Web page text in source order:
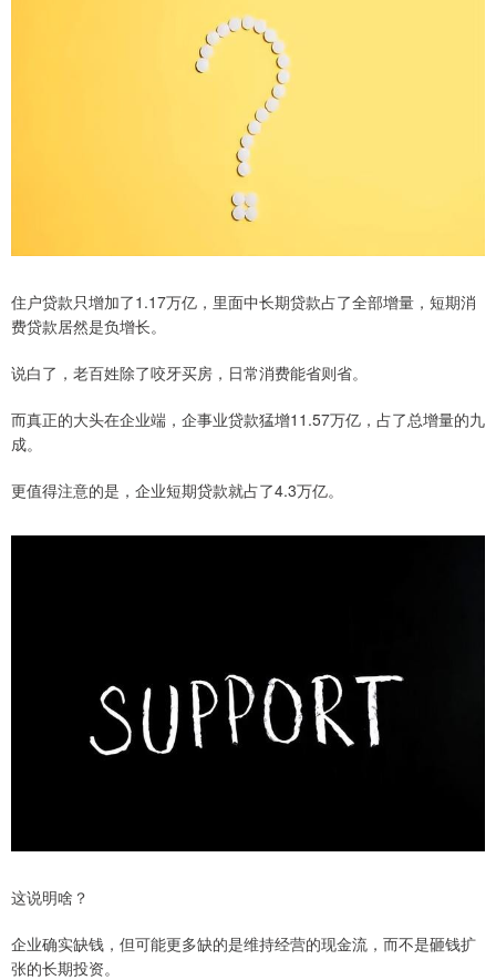
住户贷款只增加了1.17万亿，里面中长期贷款占了全部增量，短期消
费贷款居然是负增长。
说白了，老百姓除了咬牙买房，日常消费能省则省。
而真正的大头在企业端，企事业贷款猛增11.57万亿，占了总增量的九
成。
更值得注意的是，企业短期贷款就占了4.3万亿。
这说明啥？
企业确实缺钱，但可能更多缺的是维持经营的现金流，而不是砸钱扩
张的长期投资。